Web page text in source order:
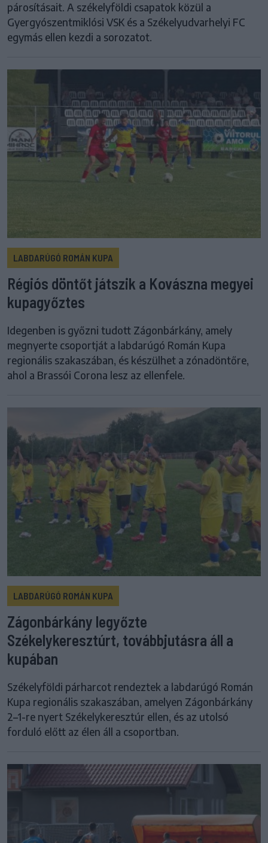
párosításait. A székelyföldi csapatok közül a
Gyergyószentmiklósi VSK és a Székelyudvarhelyi FC
egymás ellen kezdi a sorozatot.
LABDARÚGÓ ROMÁN KUPA
Régiós döntőt játszik a Kovászna megyei
kupagyőztes
Idegenben is győzni tudott Zágonbárkány, amely
megnyerte csoportját a labdarúgó Román Kupa
regionális szakaszában, és készülhet a zónadöntőre,
ahol a Brassói Corona lesz az ellenfele.
LABDARÚGÓ ROMÁN KUPA
Zágonbárkány legyőzte
Székelykeresztúrt, továbbjutásra áll a
kupában
Székelyföldi párharcot rendeztek a labdarúgó Román
Kupa regionális szakaszában, amelyen Zágonbárkány
2–1-re nyert Székelykeresztúr ellen, és az utolsó
forduló előtt az élen áll a csoportban.